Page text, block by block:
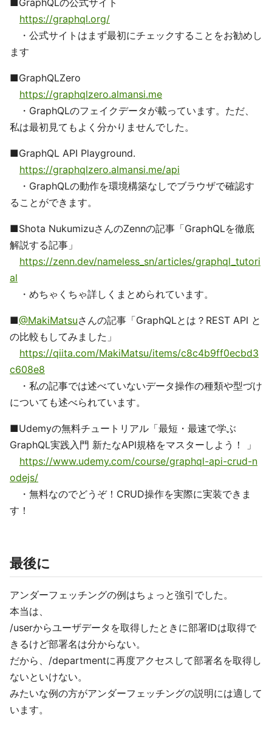
■GraphQLの公式サイト
https://graphql.org/
・公式サイトはまず最初にチェックすることをお勧めし
ます
■GraphQLZero
https://graphqlzero.almansi.me
・GraphQLのフェイクデータが載っています。ただ、
私は最初見てもよく分かりませんでした。
■GraphQL API Playground.
https://graphqlzero.almansi.me/api
・GraphQLの動作を環境構築なしでブラウザで確認す
ることができます。
■Shota NukumizuさんのZennの記事「GraphQLを徹底
解説する記事」
https://zenn.dev/nameless_sn/articles/graphql_tutori
al
・めちゃくちゃ詳しくまとめられています。
■@MakiMatsuさんの記事「GraphQLとは？REST API と
の比較もしてみました」
https://qiita.com/MakiMatsu/items/c8c4b9ff0ecbd3
c608e8
・私の記事では述べていないデータ操作の種類や型づけ
についても述べられています。
■Udemyの無料チュートリアル「最短・最速で学ぶ
GraphQL実践入門 新たなAPI規格をマスターしよう！ 」
https://www.udemy.com/course/graphql-api-crud-n
odejs/
・無料なのでどうぞ！CRUD操作を実際に実装できま
す！
最後に
アンダーフェッチングの例はちょっと強引でした。
本当は、
/userからユーザデータを取得したときに部署IDは取得で
きるけど部署名は分からない。
だから、/departmentに再度アクセスして部署名を取得し
ないといけない。
みたいな例の方がアンダーフェッチングの説明には適して
います。